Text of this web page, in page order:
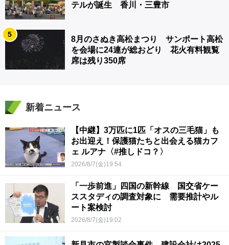
テルが誕生 香川・三豊市
5
8月のさぬき高松まつり サンポート高松
を会場に24連が総おどり 花火有料観覧
席は残り350席
新着ニュース
【中継】3万匹に1匹「オスの三毛猫」も
お出迎え！保護猫たちと出会える猫カフ
ェ ルアナ〈#推しドコ？〉
2026/8/7(金)19:54
「一歩前進」四国の新幹線 国交省ケー
ススタディの調査対象に 需要推計やル
ート案検討
2026/8/7(金)19:02